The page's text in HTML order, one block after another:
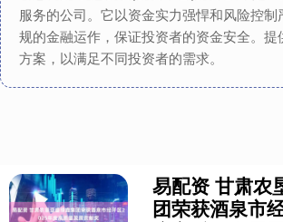
服务的公司。它以资金实力强悍和风险控
规的金融运作，保证投资者的资金安全。提
方案，以满足不同投资者的需求。
易配资 甘肃农
团荣获酒泉市